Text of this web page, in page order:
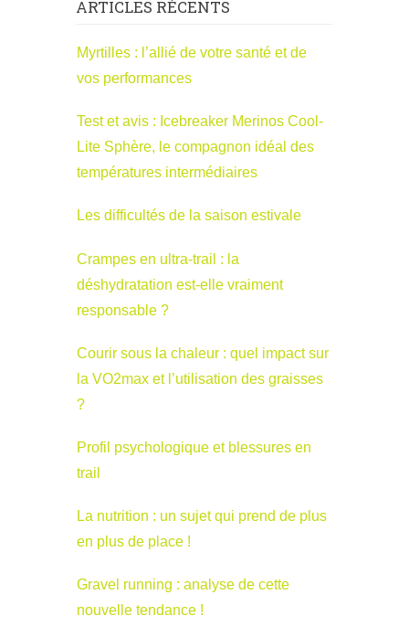
ARTICLES RÉCENTS
Myrtilles : l’allié de votre santé et de
vos performances
Test et avis : Icebreaker Merinos Cool-
Lite Sphère, le compagnon idéal des
températures intermédiaires
Les difficultés de la saison estivale
Crampes en ultra-trail : la
déshydratation est-elle vraiment
responsable ?
Courir sous la chaleur : quel impact sur
la VO2max et l’utilisation des graisses
?
Profil psychologique et blessures en
trail
La nutrition : un sujet qui prend de plus
en plus de place !
Gravel running : analyse de cette
nouvelle tendance !